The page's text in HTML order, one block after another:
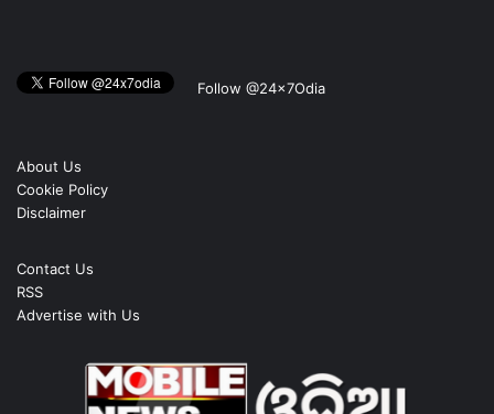
Follow @24x7Odia
About Us
Cookie Policy
Disclaimer
Contact Us
RSS
Advertise with Us